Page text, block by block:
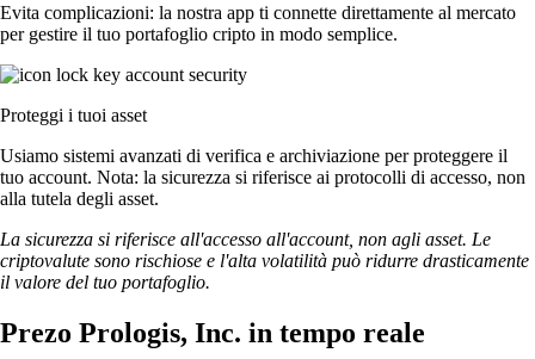
Evita complicazioni: la nostra app ti connette direttamente al mercato
per gestire il tuo portafoglio cripto in modo semplice.
Proteggi i tuoi asset
Usiamo sistemi avanzati di verifica e archiviazione per proteggere il
tuo account. Nota: la sicurezza si riferisce ai protocolli di accesso, non
alla tutela degli asset.
La sicurezza si riferisce all'accesso all'account, non agli asset. Le
criptovalute sono rischiose e l'alta volatilità può ridurre drasticamente
il valore del tuo portafoglio.
Prezo Prologis, Inc. in tempo reale